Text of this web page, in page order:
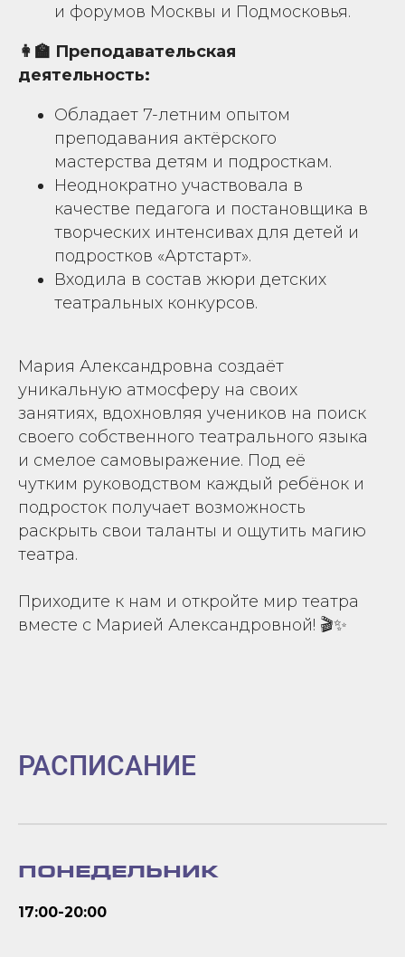
и форумов Москвы и Подмосковья.
👩‍🏫 Преподавательская
деятельность:
Обладает 7-летним опытом
преподавания актёрского
мастерства детям и подросткам.
Неоднократно участвовала в
качестве педагога и постановщика в
творческих интенсивах для детей и
подростков «Артстарт».
Входила в состав жюри детских
театральных конкурсов.
Мария Александровна создаёт
уникальную атмосферу на своих
занятиях, вдохновляя учеников на поиск
своего собственного театрального языка
и смелое самовыражение. Под её
чутким руководством каждый ребёнок и
подросток получает возможность
раскрыть свои таланты и ощутить магию
театра.
Приходите к нам и откройте мир театра
вместе с Марией Александровной! 🎬✨
РАСПИСАНИЕ
ПОНЕДЕЛЬНИК
17:00-20:00